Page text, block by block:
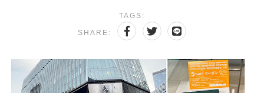
TAGS:
SHARE: